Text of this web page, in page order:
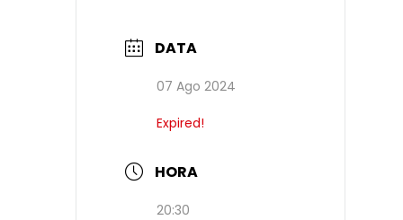
DATA
07 Ago 2024
Expired!
HORA
20:30